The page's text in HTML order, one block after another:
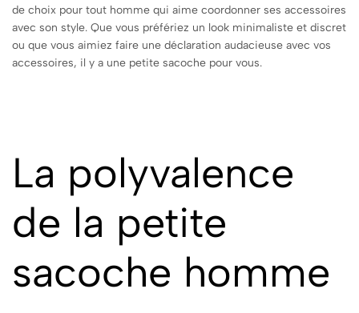
de choix pour tout homme qui aime coordonner ses accessoires
avec son style. Que vous préfériez un look minimaliste et discret
ou que vous aimiez faire une déclaration audacieuse avec vos
accessoires, il y a une petite sacoche pour vous.
La polyvalence
de la petite
sacoche homme